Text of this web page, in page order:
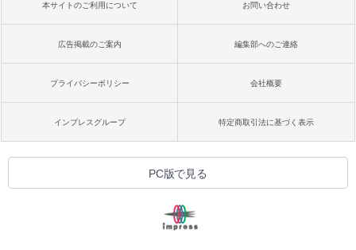
本サイトのご利用について お問い合わせ
広告掲載のご案内 編集部へのご連絡
プライバシーポリシー 会社概要
インプレスグループ 特定商取引法に基づく表示
PC版で見る